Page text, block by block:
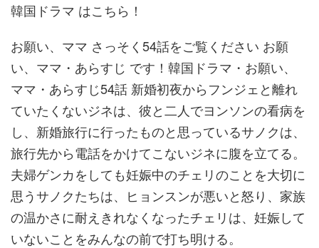
韓国ドラマ はこちら！
お願い、ママ さっそく54話をご覧ください お願
い、ママ・あらすじ です！韓国ドラマ・お願い、
ママ・あらすじ54話 新婚初夜からフンジェと離れ
ていたくないジネは、彼と二人でヨンソンの看病を
し、新婚旅行に行ったものと思っているサノクは、
旅行先から電話をかけてこないジネに腹を立てる。
夫婦ゲンカをしても妊娠中のチェリのことを大切に
思うサノクたちは、ヒョンスンが悪いと怒り、家族
の温かさに耐えきれなくなったチェリは、妊娠して
いないことをみんなの前で打ち明ける。